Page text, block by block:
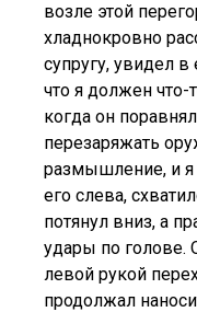
возле этой
хладнокровно
супругу, увидел в
что я должен что-
когда он
перезаряжать
размышление, и я
его слева,
потянул вниз, а
удары по голове.
левой рукой
продолжал